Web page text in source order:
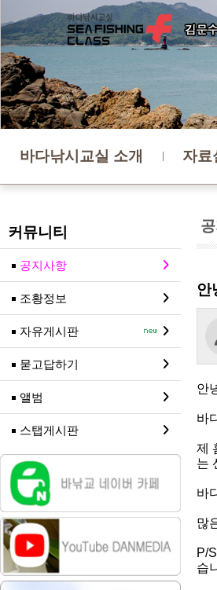
바다낚시교실 소개 자료
커뮤니티
공지사항
조황정보
자유게시판
묻고답하기
앨범
스탭게시판
안
안
바
제
는
바
많
P/
습